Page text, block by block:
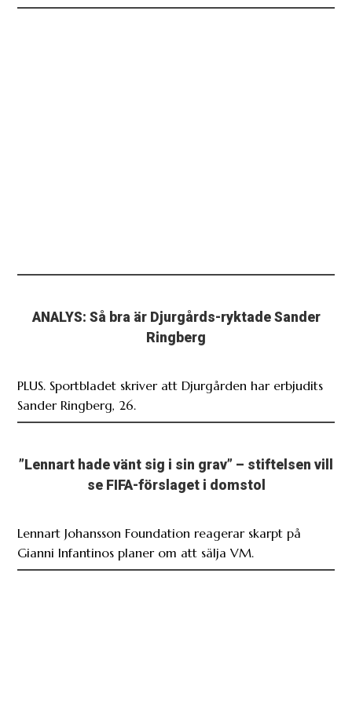
ANALYS: Så bra är Djurgårds-ryktade Sander
Ringberg
PLUS. Sportbladet skriver att Djurgården har erbjudits
Sander Ringberg, 26.
”Lennart hade vänt sig i sin grav” – stiftelsen vill
se FIFA-förslaget i domstol
Lennart Johansson Foundation reagerar skarpt på
Gianni Infantinos planer om att sälja VM.